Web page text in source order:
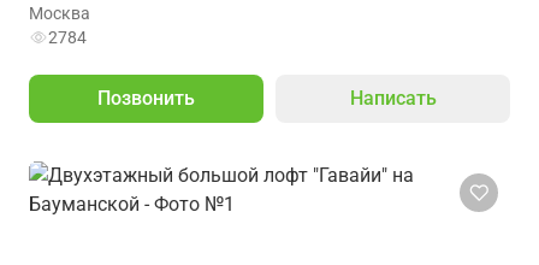
Москва
2784
Позвонить Написать